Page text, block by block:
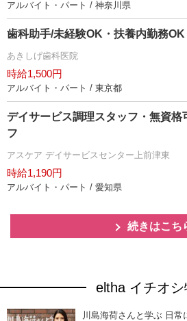
アルバイト・パート / 神奈川県
歯科助手/未経験OK・扶養内勤務OK
あきしげ歯科医院
時給1,500円
アルバイト・パート / 東京都
デイサービス調理スタッフ・無資格
フ
アスケア デイサービスセンター上前津東
時給1,190円
アルバイト・パート / 愛知県
続きはこち
eltha イチオシ
川島海荷さんと学ぶ 日常